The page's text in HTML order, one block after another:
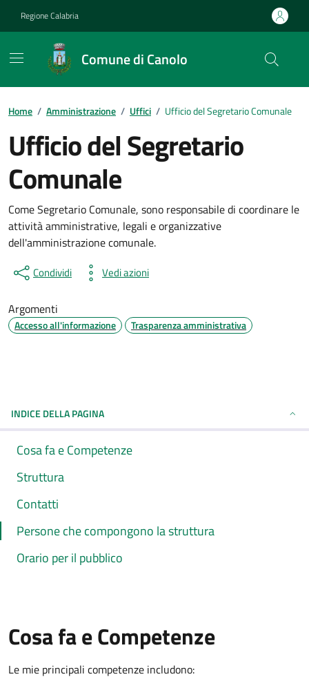
Regione Calabria
Comune di Canolo
Home / Amministrazione / Uffici / Ufficio del Segretario Comunale
Ufficio del Segretario
Comunale
Come Segretario Comunale, sono responsabile di coordinare le
attività amministrative, legali e organizzative
dell'amministrazione comunale.
Condividi Vedi azioni
Argomenti
Accesso all'informazione Trasparenza amministrativa
INDICE DELLA PAGINA
Cosa fa e Competenze
Struttura
Contatti
Persone che compongono la struttura
Orario per il pubblico
Cosa fa e Competenze
Le mie principali competenze includono: